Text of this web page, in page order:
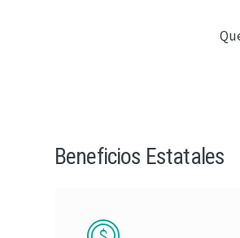
Beneficios Estatales